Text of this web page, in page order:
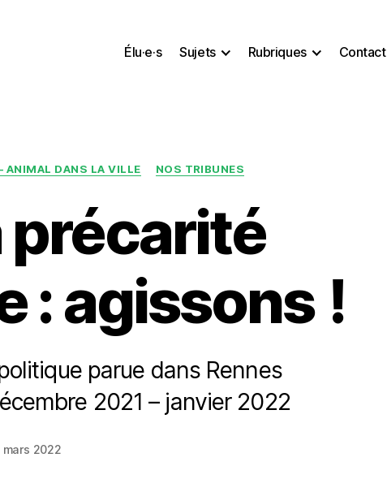
Élu·e·s Sujets Rubriques Contact
Catégories
ANIMAL DANS LA VILLE NOS TRIBUNES
précarité
: agissons !
parue dans Rennes
2021 – janvier 2022
mars 2022